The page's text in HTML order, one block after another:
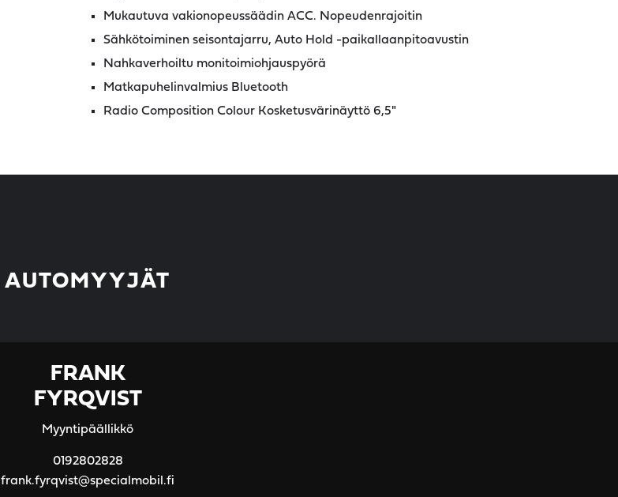
Mukautuva vakionopeussäädin ACC. Nopeudenrajoitin
Sähkötoiminen seisontajarru, Auto Hold -paikallaanpitoavustin
Nahkaverhoiltu monitoimiohjauspyörä
Matkapuhelinvalmius Bluetooth
Radio Composition Colour Kosketusvärinäyttö 6,5"
AUTOMYYJÄT
FRANK
FYRQVIST
Myyntipäällikkö
0192802828
frank.fyrqvist@specialmobil.fi